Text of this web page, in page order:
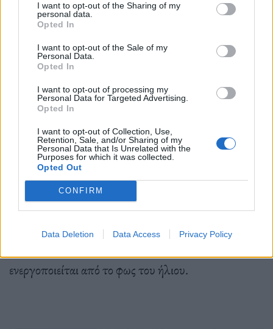
I want to opt-out of the Sharing of my
personal data.
Opted In
I want to opt-out of the Sale of my
Personal Data.
Opted In
I want to opt-out of processing my
Personal Data for Targeted Advertising.
Opted In
I want to opt-out of Collection, Use,
Retention, Sale, and/or Sharing of my
Personal Data that Is Unrelated with the
Purposes for which it was collected.
Opted Out
CONFIRM
Data Deletion Data Access Privacy Policy
πρακτική που συνιστάται από οποιαδήποτε
υγειονομική αρχή. Με τι όμως πρέπει να
προστατευτούμε; Έρευνα που έγινε από τον
οικοτοξικολόγο Craig Downs και άλλους ειδικούς
έχουν δείξει ότι διάφορα συστατικά των αντηλιακών
επιβλαβή για τη θαλάσσια ζωή, ιδίως η
οξυβενζόνη, ένα φίλτρο υπεριώδους ακτινοβολίας
που υπάρχει σε πολλά από αυτά τα προϊόντα και
είναι επιβλαβές για τα κοράλλια. Το 2022, μια
μελέτη του Πανεπιστημίου Στάνφορντ διαπίστωσε
ότι τα κύτταρα των κοραλλιών μεταβολίζουν αυτή
την ένωση, μετατρέποντάς την στο αντίθετο από
ενεργοποιείται από το φως του ήλιου.